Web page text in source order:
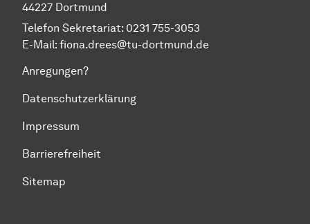
44227 Dortmund
Telefon Sekretariat: 0231 755-3053
E-Mail: fiona.drees@tu-dortmund.de
Anregungen?
Datenschutzerklärung
Impressum
Barrierefreiheit
Sitemap